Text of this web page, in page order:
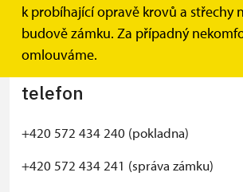
k probíhající opravě krovů a střechy
budově zámku. Za případný
omlouváme.
Státní zámek Buchlovice
Náměstí Svobody 13
687 08 Buchlovice
telefon
+420 572 434 240 (pokladna)
+420 572 434 241 (správa zámku)